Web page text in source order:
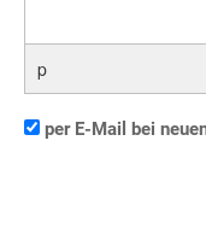
p
per E-Mail bei